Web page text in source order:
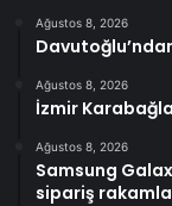
Ağustos 8, 2026
Ağustos 8, 2026
İzmir
Ağustos 8, 2026
Samsung
sipariş